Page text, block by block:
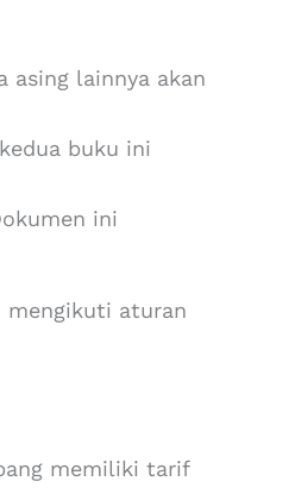
asing lainnya akan
buku ini
ini
mengikuti aturan
memiliki tarif